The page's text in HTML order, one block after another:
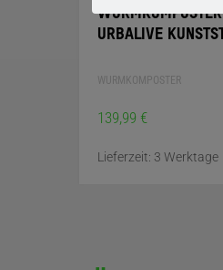
URBALIVE
WURMKOMPOSTER
139,99 €
Lieferzeit: 3 Werktage